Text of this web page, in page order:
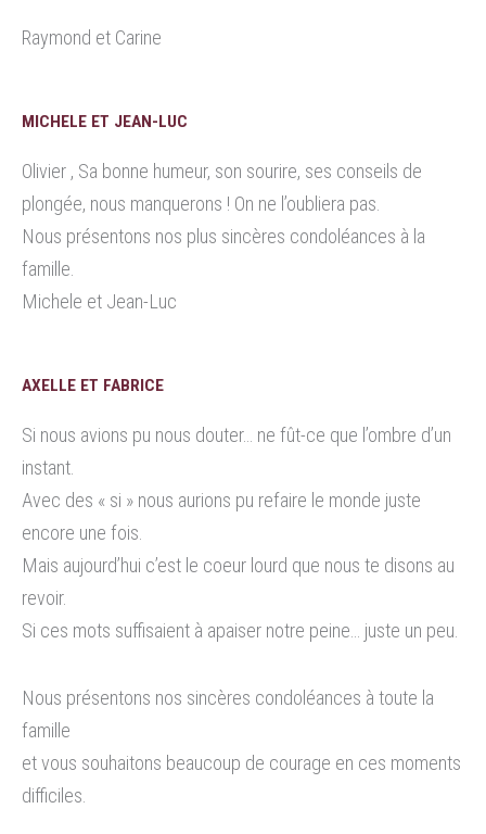
Raymond et Carine
MICHELE ET JEAN-LUC
Olivier , Sa bonne humeur, son sourire, ses conseils de
plongée, nous manquerons ! On ne l’oubliera pas.
Nous présentons nos plus sincères condoléances à la
famille.
Michele et Jean-Luc
AXELLE ET FABRICE
Si nous avions pu nous douter… ne fût-ce que l’ombre d’un
instant.
Avec des « si » nous aurions pu refaire le monde juste
encore une fois.
Mais aujourd’hui c’est le coeur lourd que nous te disons au
revoir.
Si ces mots suffisaient à apaiser notre peine… juste un peu.
Nous présentons nos sincères condoléances à toute la
famille
et vous souhaitons beaucoup de courage en ces moments
difficiles.